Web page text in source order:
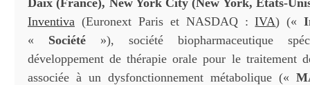
Daix (France), New York City (New York, États-
Inventiva (Euronext Paris et NASDAQ :IVA) («
« Société »), société biopharmaceutique
développement de thérapie orale pour le traitement
associée à un dysfonctionnement métabolique («